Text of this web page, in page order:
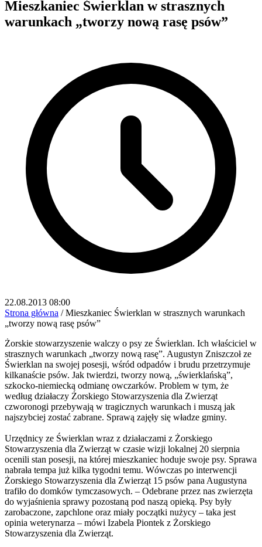
Mieszkaniec Świerklan w strasznych
warunkach „tworzy nową rasę psów”
22.08.2013 08:00
Strona główna / Mieszkaniec Świerklan w strasznych warunkach
„tworzy nową rasę psów”
Żorskie stowarzyszenie walczy o psy ze Świerklan. Ich właściciel w
strasznych warunkach „tworzy nową rasę”. Augustyn Zniszczoł ze
Świerklan na swojej posesji, wśród odpadów i brudu przetrzymuje
kilkanaście psów. Jak twierdzi, tworzy nową, „świerklańską”,
szkocko-niemiecką odmianę owczarków. Problem w tym, że
według działaczy Żorskiego Stowarzyszenia dla Zwierząt
czworonogi przebywają w tragicznych warunkach i muszą jak
najszybciej zostać zabrane. Sprawą zajęły się władze gminy.
Urzędnicy ze Świerklan wraz z działaczami z Żorskiego
Stowarzyszenia dla Zwierząt w czasie wizji lokalnej 20 sierpnia
ocenili stan posesji, na której mieszkaniec hoduje swoje psy. Sprawa
nabrała tempa już kilka tygodni temu. Wówczas po interwencji
Żorskiego Stowarzyszenia dla Zwierząt 15 psów pana Augustyna
trafiło do domków tymczasowych. – Odebrane przez nas zwierzęta
do wyjaśnienia sprawy pozostaną pod naszą opieką. Psy były
zarobaczone, zapchlone oraz miały początki nużycy – taka jest
opinia weterynarza – mówi Izabela Piontek z Żorskiego
Stowarzyszenia dla Zwierząt.